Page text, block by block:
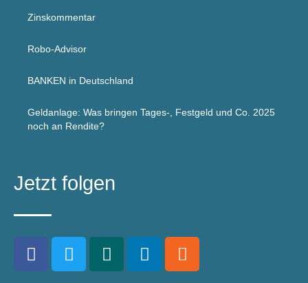
Zinskommentar
Robo-Advisor
BANKEN in Deutschland
Geldanlage: Was bringen Tages-, Festgeld und Co. 2025
noch an Rendite?
Jetzt folgen